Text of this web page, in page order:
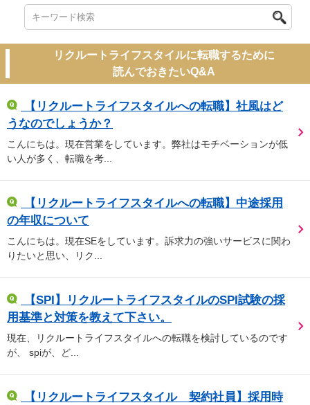
リクルートライフスタイルに転職するために
読んでおきたいQ&A
【リクルートライフスタイルへの転職】社風はど
うなのでしょうか？
こんにちは。現在営業をしています。弊社はモチベーションが低
い人が多く、転職を考...
【リクルートライフスタイルへの転職】中途採用
の年収について
こんにちは。現在SEをしています。訴求力の強いサービスに関わ
りたいと思い、リク...
【SPI】リクルートライフスタイルのSPI試験の採
用基準と対策を教えて下さい。
現在、リクルートライフスタイルへの転職を検討しているのです
が、 spiが、ど...
【リクルートライフスタイル 契約社員】採用時